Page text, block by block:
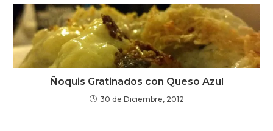
Ñoquis Gratinados con Queso Azul
30 de Diciembre, 2012